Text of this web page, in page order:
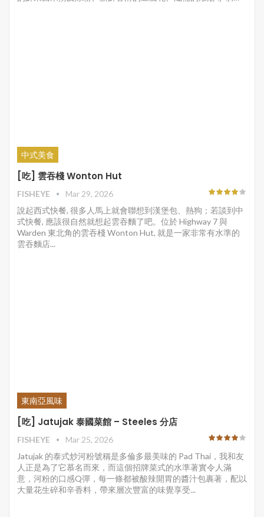
中式美食
[吃] 雲吞棧 Wonton Hut
FISHEYE
Mar 29, 2026
說起西式快餐, 很多人馬上就會聯想到漢堡包、熱狗；若談到中
式快餐, 應該很自然就想起雲吞麵了吧。位於 Highway 7 與
Warden 東北角的雲吞棧 Wonton Hut, 就是一家非常有水準的
雲吞麵店...
東南亞風味
[吃] Jatujak 泰國菜館 – Steeles 分店
FISHEYE
Mar 25, 2026
Jatujak 的泰式炒河粉號稱是多倫多最美味的 Pad Thai，我和友
人正是為了它慕名而來，而這個招牌菜式的水準著實令人滿
意，河粉的口感Q彈，每一條都被酸辣開胃的醬汁包裹著，配以
大量花生碎和辛香料，帶來層次豐富的味覺享受...